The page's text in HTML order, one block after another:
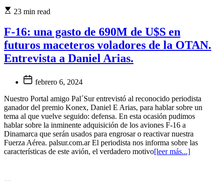
23 min read
F-16: una gasto de 690M de U$S en
futuros maceteros voladores de la OTAN.
Entrevista a Daniel Arias.
febrero 6, 2024
Nuestro Portal amigo Pal´Sur entrevistó al reconocido periodista
ganador del premio Konex, Daniel E Arias, para hablar sobre un
tema al que vuelve seguido: defensa. En esta ocasión pudimos
hablar sobre la inminente adquisición de los aviones F-16 a
Dinamarca que serán usados para engrosar o reactivar nuestra
Fuerza Aérea. palsur.com.ar El periodista nos informa sobre las
características de este avión, el verdadero motivo[leer más...]